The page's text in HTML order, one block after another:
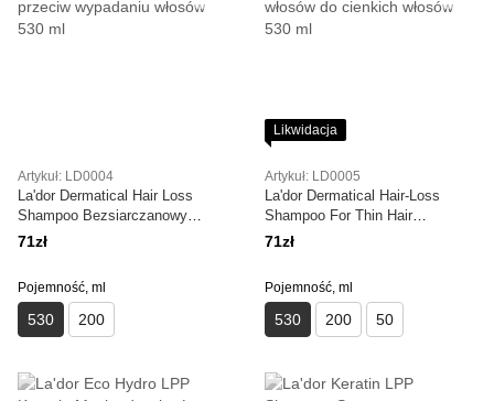
Artykuł: LD0004
La'dor Dermatical Hair Loss
Shampoo Bezsiarczanowy
szampon wzmacniający przeciw
71zł
Pojemność, ml
530 200
Likwidacja
Artykuł: LD0005
La'dor Dermatical Hair-Loss
Shampoo For Thin Hair
Szampon przeciw wypadaniu
71zł
Pojemność, ml
530 200 50